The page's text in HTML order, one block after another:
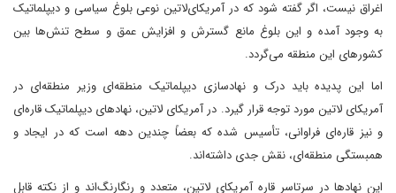
اغراق نیست، اگر گفته شود که در آمریکای‌لاتین نوعی بلوغ سیاسی و دیپلماتیک
به وجود آمده و این بلوغ مانع گسترش و افزایش عمق و سطح تنش‌ها بین
کشورهای این منطقه می‌گردد.
اما این پدیده باید درک و نهادسازی دیپلماتیک منطقه‌ای وزیر منطقه‌ای در
آمریکای لاتین مورد توجه قرار گیرد. در آمریکای لاتین، نهادهای دیپلماتیک قاره‌ای
و نیز قاره‌ای فراوانی، تأسیس شده که بعضاً چندین دهه است که در ایجاد و
همبستگی منطقه‌ای، نقش جدی داشته‌اند.
این نهادها در سرتاسر قاره آمریکای لاتین، متعدد و رنگارنگ‌اند و از نکته قابل